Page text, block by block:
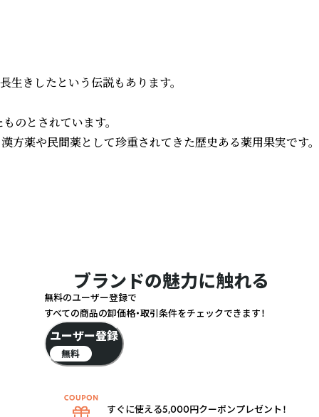
きしたという伝説もあります。
のとされています。
方薬や民間薬として珍重されてきた歴史ある薬用果実です。
ブランドの魅力に触れる
無料のユーザー登録で
すべての商品の卸価格・取引条件をチェックできます！
ユーザー登録
無料
すぐに使える5,000円クーポンプレゼント！